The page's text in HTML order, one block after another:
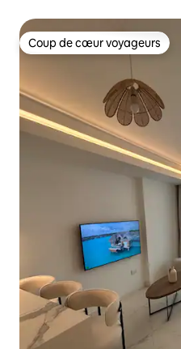
Coup de cœur voyageurs
Coup de cœur voyageurs